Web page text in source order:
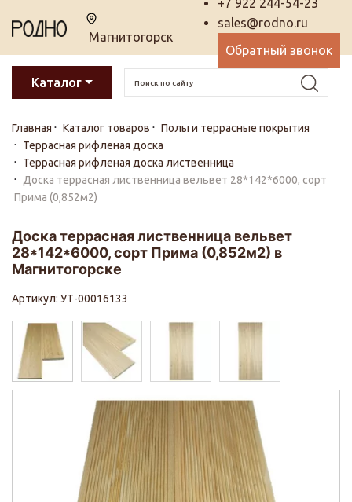
Магнитогорск
+7 922 244-54-23
sales@rodno.ru
Обратный звонок
Каталог
Главная Каталог товаров
Полы и террасные покрытия
Террасная рифленая доска
Террасная рифленая доска лиственница
Доска террасная лиственница вельвет 28*142*6000, сорт
Прима (0,852м2)
Доска террасная лиственница вельвет
28*142*6000, сорт Прима (0,852м2) в
Магнитогорске
Артикул: УТ-00016133